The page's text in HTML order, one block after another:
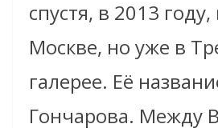
спустя, в 2013
Москве, но уже в
галерее. Её
Гончарова. Между